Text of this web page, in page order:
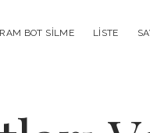
BOT SILME LISTE